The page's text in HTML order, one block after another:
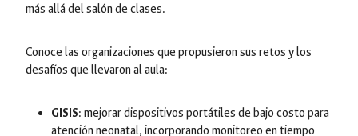
más allá del salón de clases.
Conoce las organizaciones que propusieron sus retos y los
desafíos que llevaron al aula:
GISIS: mejorar dispositivos portátiles de bajo costo para
atención neonatal, incorporando monitoreo en tiempo